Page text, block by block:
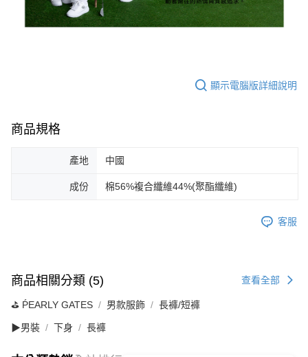
顯示電腦版詳細說明
商品規格
產地 中國
成份 棉56%複合纖維44%(聚酯纖維)
客服
商品相關分類 (5) 查看全部
⛳️ ṔEARLY GATES 男款服飾 長褲/短褲
▶男裝 下身 長褲